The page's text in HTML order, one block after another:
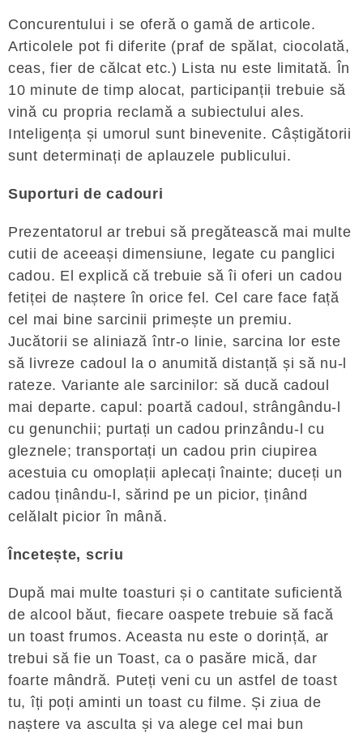
Concurentului i se oferă o gamă de articole.
Articolele pot fi diferite (praf de spălat, ciocolată,
ceas, fier de călcat etc.) Lista nu este limitată. În
10 minute de timp alocat, participanții trebuie să
vină cu propria reclamă a subiectului ales.
Inteligența și umorul sunt binevenite. Câștigătorii
sunt determinați de aplauzele publicului.
Suporturi de cadouri
Prezentatorul ar trebui să pregătească mai multe
cutii de aceeași dimensiune, legate cu panglici
cadou. El explică că trebuie să îi oferi un cadou
fetiței de naștere în orice fel. Cel care face față
cel mai bine sarcinii primește un premiu.
Jucătorii se aliniază într-o linie, sarcina lor este
să livreze cadoul la o anumită distanță și să nu-l
rateze. Variante ale sarcinilor: să ducă cadoul
mai departe. capul: poartă cadoul, strângându-l
cu genunchii; purtați un cadou prinzându-l cu
gleznele; transportați un cadou prin ciupirea
acestuia cu omoplații aplecați înainte; duceți un
cadou ținându-l, sărind pe un picior, ținând
celălalt picior în mână.
Încetește, scriu
După mai multe toasturi și o cantitate suficientă
de alcool băut, fiecare oaspete trebuie să facă
un toast frumos. Aceasta nu este o dorință, ar
trebui să fie un Toast, ca o pasăre mică, dar
foarte mândră. Puteți veni cu un astfel de toast
tu, îți poți aminti un toast cu filme. Și ziua de
naștere va asculta și va alege cel mai bun